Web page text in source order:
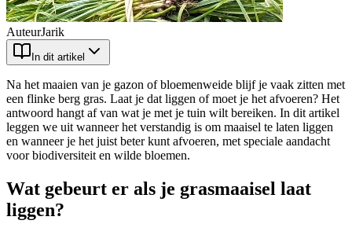
AuteurJarik
In dit artikel
Na het maaien van je gazon of bloemenweide blijf je vaak zitten met
een flinke berg gras. Laat je dat liggen of moet je het afvoeren? Het
antwoord hangt af van wat je met je tuin wilt bereiken. In dit artikel
leggen we uit wanneer het verstandig is om maaisel te laten liggen
en wanneer je het juist beter kunt afvoeren, met speciale aandacht
voor biodiversiteit en wilde bloemen.
Wat gebeurt er als je grasmaaisel laat
liggen?